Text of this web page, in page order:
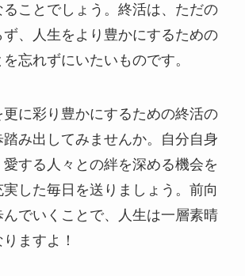
ることでしょう。終活は、ただの
、人生をより豊かにするための
忘れずにいたいものです。
に彩り豊かにするための終活の
み出してみませんか。自分自身
する人々との絆を深める機会を
した毎日を送りましょう。前向
んでいくことで、人生は一層素晴
ますよ！